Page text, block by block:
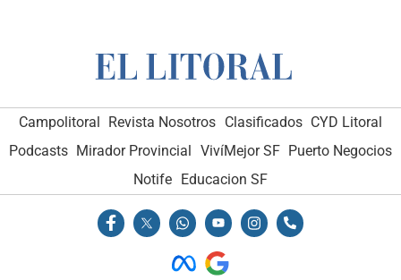
Campolitoral Revista Nosotros Clasificados CYD Litoral
Podcasts Mirador Provincial VivíMejor SF Puerto Negocios
Notife Educacion SF